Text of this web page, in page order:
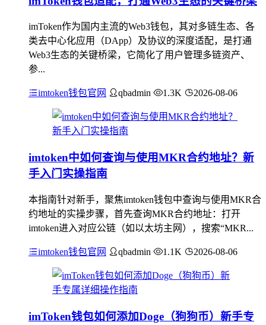
imToken作为国内主流的Web3钱包，其对多链生态、各
类去中心化应用（DApp）及协议的深度适配，是打通
Web3生态的关键桥梁，它简化了用户管理多链资产、
参...
imtoken钱包官网 qbadmin 1.3K 2026-08-06
imtoken中如何查询与使用MKR合约地址？新
手入门实操指南
本指南针对新手，聚焦imtoken钱包中查询与使用MKR合
约地址的实操步骤，首先查询MKR合约地址：打开
imtoken进入对应公链（如以太坊主网），搜索“MKR...
imtoken钱包官网 qbadmin 1.1K 2026-08-06
imToken钱包如何添加Doge（狗狗币）新手专